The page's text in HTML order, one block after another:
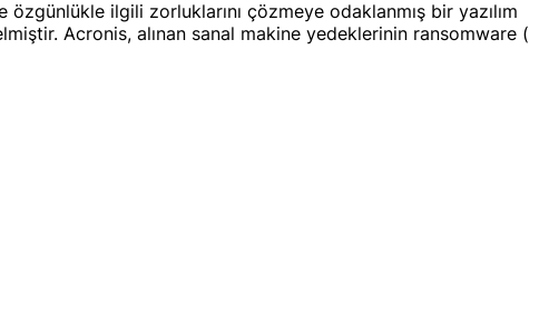
ilgili zorluklarını çözmeye odaklanmış bir yazılım
Acronis, alınan sanal makine yedeklerinin ransomware (